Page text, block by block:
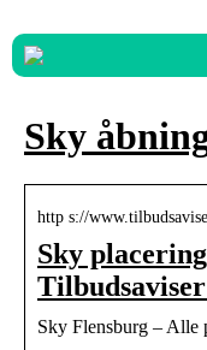
Sky
http s://
Sky
Sky Flensburg – Alle